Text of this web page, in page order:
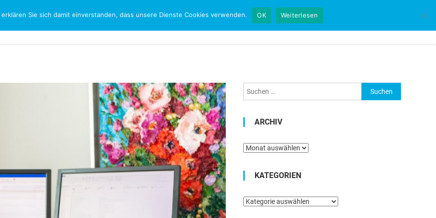
Startseite
Suchen
nach:
ARCHIV
Archiv
KATEGORIEN
Kategorien
Sie sich damit einverstanden, dass unsere Dienste Cookies verwenden. OK Weiterlesen